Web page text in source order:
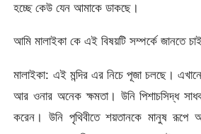
হচ্ছে কেউ যেন আমাকে ডাকছে।
আমি মালাইকা কে এই বিষয়টি সম্পর্কে জানতে
মালাইকা: এই মন্দির এর নিচে পূজা চলছে।
আর ওনার অনেক ক্ষমতা। উনি পিশাচসিদ্ধ
করেন। উনি পৃথিবীতে শয়তানকে মানুষ রূপে